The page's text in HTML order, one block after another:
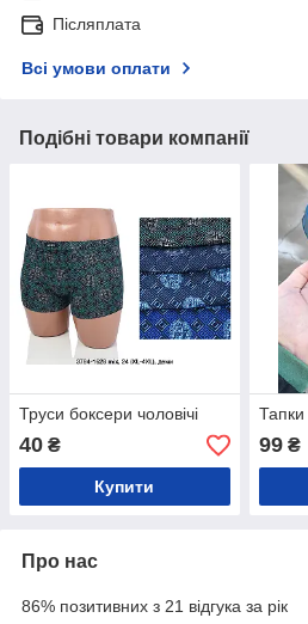
Післяплата
Всі умови оплати
Подібні товари компанії
Труси боксери чоловічі
40 ₴
Купити
Тапки
99₴
Про нас
86% позитивних з 21 відгука за рік